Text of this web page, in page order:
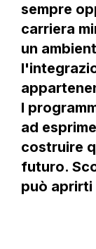
sempre
carriera
un
I
ad
costruire
futuro.
può aprirti